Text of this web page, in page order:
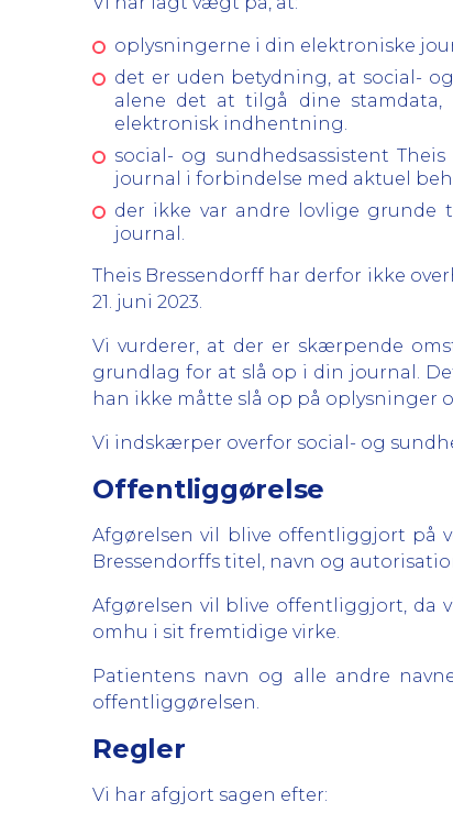
oplysningerne i din elektroniske
det er uden betydning, at social-
alene det at tilgå dine stamdata,
elektronisk indhentning.
social- og sundhedsassistent
journal i forbindelse med aktuel
der ikke var andre lovlige grunde
journal.
Theis Bressendorff har derfor ikke
21. juni 2023.
Vi vurderer, at der er skærpende
grundlag for at slå op i din journal.
han ikke måtte slå op på oplysninger
Vi indskærper overfor social- og
Offentliggørelse
Afgørelsen vil blive offentliggjort på
Bressendorffs titel, navn og
Afgørelsen vil blive offentliggjort, da
omhu i sit fremtidige virke.
Patientens navn og alle andre
offentliggørelsen.
Regler
Vi har afgjort sagen efter: